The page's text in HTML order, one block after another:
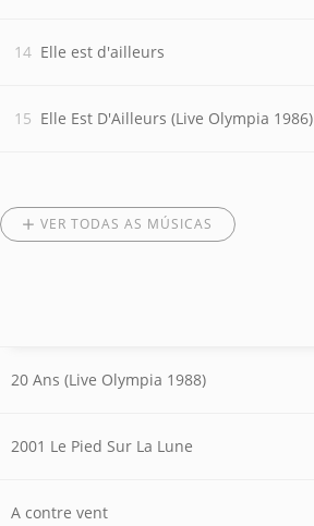
Elle est d'ailleurs
Elle Est D'Ailleurs (Live Olympia 1986)
VER TODAS AS MÚSICAS
20 Ans (Live Olympia 1988)
2001 Le Pied Sur La Lune
A contre vent